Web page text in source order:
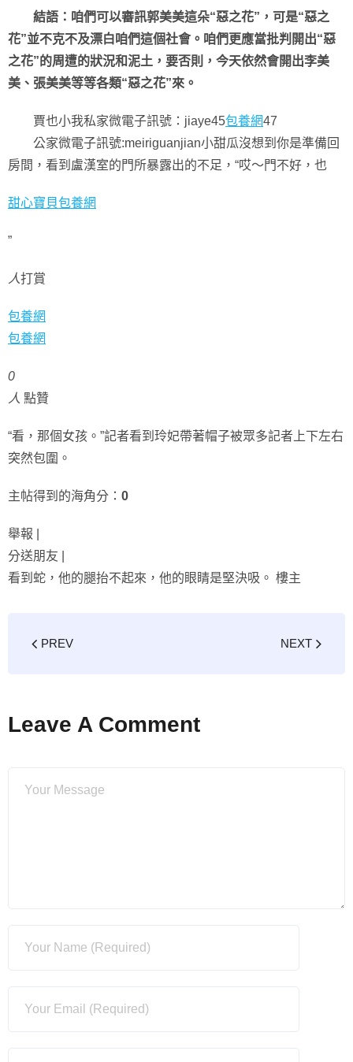
結語：咱們可以審訊郭美美這朵“惡之花”，可是“惡之
花”並不克不及漂白咱們這個社會。咱們更應當批判開出“惡
之花”的周遭的狀況和泥土，要否則，今天依然會開出李美
美、張美美等等各類“惡之花”來。
賈也小我私家微電子訊號：jiaye45包養網47
公家微電子訊號:meiriguanjian小甜瓜沒想到你是準備回
房間，看到盧漢室的門所暴露出的不足，“哎〜門不好，也
甜心寶貝包養網
”
人打賞
包養網
包養網
0
人 點贊
“看，那個女孩。”記者看到玲妃帶著帽子被眾多記者上下左右
突然包圍。
主帖得到的海角分： 0
舉報 |
分送朋友 |
看到蛇，他的腿抬不起來，他的眼睛是堅決吸。 樓主
PREV NEXT
Leave A Comment